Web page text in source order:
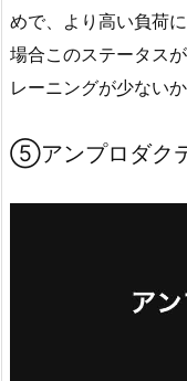
めで、より高い負荷
場合このステータス
レーニングが少ない
⑤アンプロダク